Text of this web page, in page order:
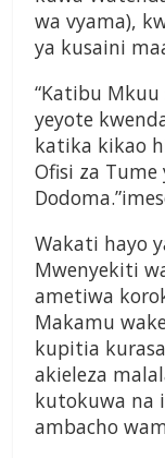
wa vyama),
ya kusaini
“Katibu
yeyote
katika kikao
Ofisi za
Wakati hayo
Mwenyekiti
ametiwa
Makamu
kupitia
akieleza
kutokuwa na
ambacho